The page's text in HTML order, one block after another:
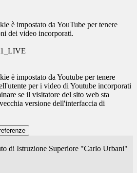
è impostato da YouTube per tenere
dei video incorporati.
è impostato da Youtube per tenere
per i video di Youtube incorporati
se il visitatore del sito web sta
versione dell'interfaccia di
di Istruzione Superiore "Carlo Urbani"